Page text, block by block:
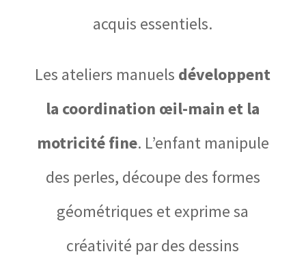
acquis essentiels.
Les ateliers manuels développent
la coordination œil-main et la
motricité fine. L’enfant manipule
des perles, découpe des formes
géométriques et exprime sa
créativité par des dessins